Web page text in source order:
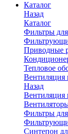
Каталог
Назад
Каталог
Фильтры
Приводные
Тепловое
Вентиляция
Назад
Вентиляция
Фильтры
Синтепон